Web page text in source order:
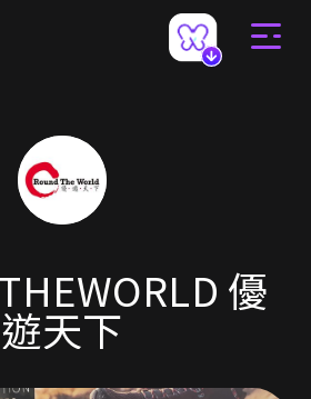
優
遊天下